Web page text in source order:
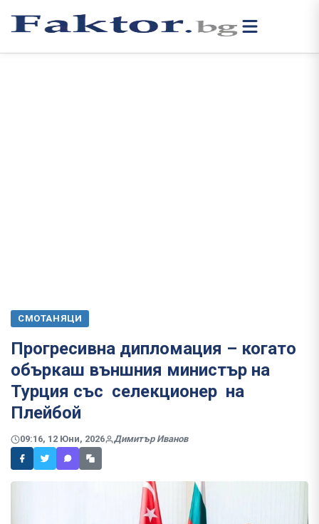
СМОТАНЯЦИ
Прогресивна дипломация – когато
объркаш външния министър на
Турция със селекционер на
Плейбой
09:16, 12 Юни, 2026 Димитър Иванов